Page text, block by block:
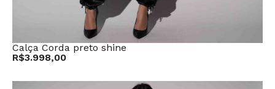
Calça Corda preto shine
R$3.998,00